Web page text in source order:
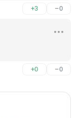
+3 –0
+0 –0